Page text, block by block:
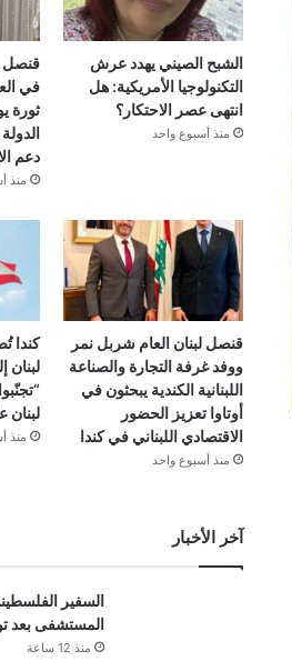
الشبح الصيني يهدد عرش
التكنولوجيا الأمريكية: هل
انتهى عصر الاحتكار؟
منذ أسبوع واحد
قنصل
في
ثورة
دعم
منذ
قنصل لبنان العام شربل نمر
ووفد غرفة التجارة والصناعة
اللبنانية الكندية يبحثون في
أوتاوا تعزيز الحضور
الاقتصادي اللبناني في كندا
منذ أسبوع واحد
كندا
لبنان
منذ
آخر الأخبار
السفير
المستشفى بعد
منذ 12 ساعة